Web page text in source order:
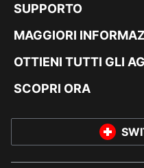
SUPPORTO
MAGGIORI
OTTIENI TUTTI GLI
SCOPRI ORA